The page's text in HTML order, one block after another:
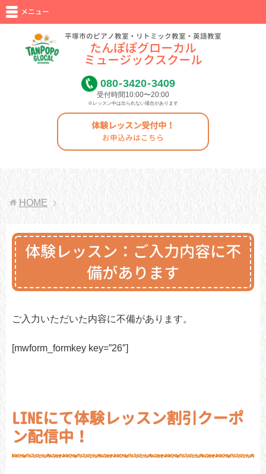
平塚市のピアノ教室・リトミック教室・英語教室
たんぽぽグローカル
ミュージックスクール
080-3420-3409
受付時間10:00〜20:00
※レッスン中は出られない場合があります
体験レッスン受付中！
お申込みはこちら
メニュー
HOME
体験レッスン：ご入力内容に不
備があります
ご入力いただいた内容に不備があります。
[mwform_formkey key=”26″]
LINEにて体験レッスン割引クーポ
ン配信中！